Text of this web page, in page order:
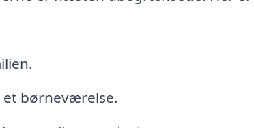
et børneværelse.